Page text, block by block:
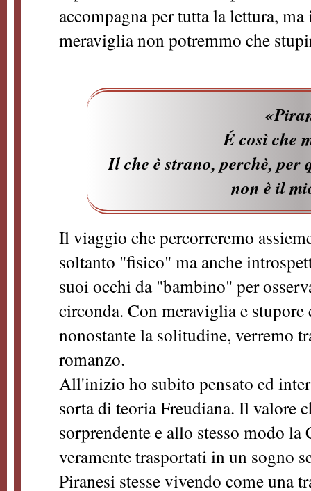
accompagna per tutta la lettura,
meraviglia non potremmo che
É così che
Il che è strano, perchè,
non è il
Il viaggio che percorreremo
soltanto "fisico" ma anche
suoi occhi da "bambino" per
circonda. Con meraviglia e stupore
nonostante la solitudine, verremo
romanzo.
All'inizio ho subito pensato ed
sorta di teoria Freudiana. Il valore
sorprendente e allo stesso modo la
veramente trasportati in un sogno
Piranesi stesse vivendo come una